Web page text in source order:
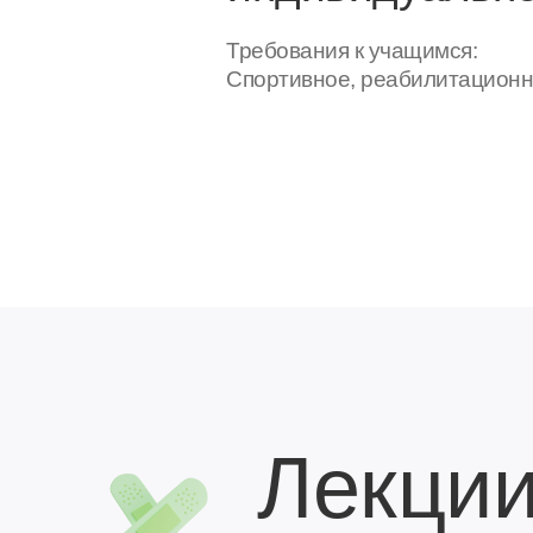
Требования к учащимся:
Спортивное,